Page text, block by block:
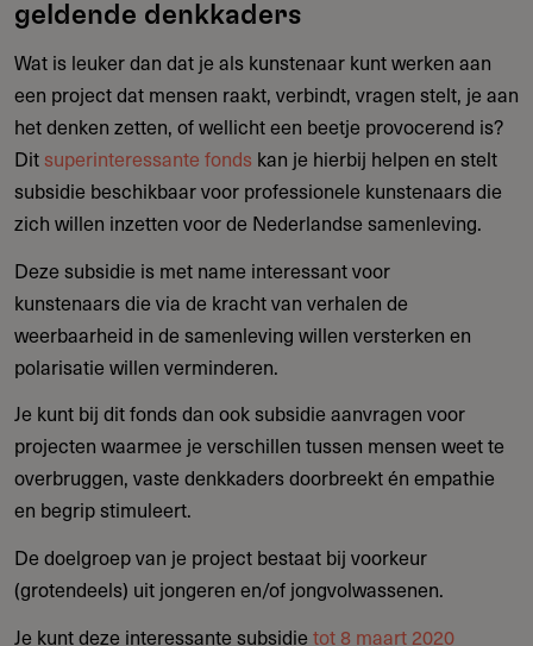
geldende denkkaders
Wat is leuker dan dat je als kunstenaar kunt werken aan
een project dat mensen raakt, verbindt, vragen stelt, je aan
het denken zetten, of wellicht een beetje provocerend is?
Dit superinteressante fonds kan je hierbij helpen en stelt
subsidie beschikbaar voor professionele kunstenaars die
zich willen inzetten voor de Nederlandse samenleving.
Deze subsidie is met name interessant voor
kunstenaars die via de kracht van verhalen de
weerbaarheid in de samenleving willen versterken en
polarisatie willen verminderen.
Je kunt bij dit fonds dan ook subsidie aanvragen voor
projecten waarmee je verschillen tussen mensen weet te
overbruggen, vaste denkkaders doorbreekt én empathie
en begrip stimuleert.
De doelgroep van je project bestaat bij voorkeur
(grotendeels) uit jongeren en/of jongvolwassenen.
Je kunt deze interessante subsidie tot 8 maart 2020